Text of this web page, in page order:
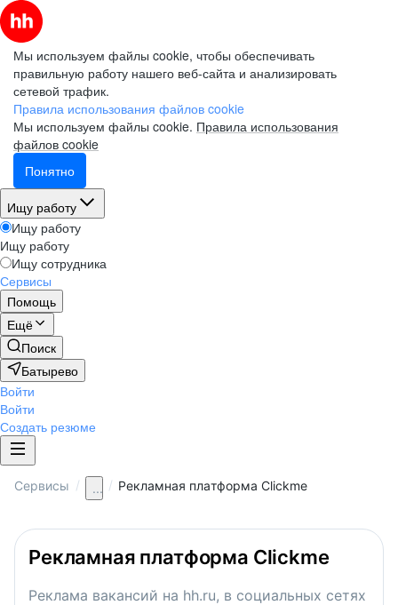
Мы используем файлы cookie, чтобы обеспечивать
правильную работу нашего веб-сайта и анализировать
сетевой трафик.
Правила использования файлов cookie
Мы используем файлы cookie. Правила использования
файлов cookie
Понятно
Ищу работу
Ищу работу
Ищу работу
Ищу сотрудника
Сервисы
Помощь
Ещё
Поиск
Батырево
Войти
Войти
Создать резюме
Сервисы / ... / Рекламная платформа Clickme
Рекламная платформа Clickme
Реклама вакансий на hh.ru, в социальных сетях